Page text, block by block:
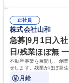
道路施設や道路工事
へ配属。※業務内容変更の範囲
ープ】総合職（事務
部門など多岐に渡る
事業の他、新宿駅西
イン」の管理運営を
います。 学歴・資格 学歴：大学院 大学 高専 短大 専修学校 高校 語学力：
資格：
正社員
株式会社山和
急募|9月1日入
日/残業ほぼ無
不動産事業を展開し、創
せします。残業がほぼ発
い方にお勧めの環境です！
月給